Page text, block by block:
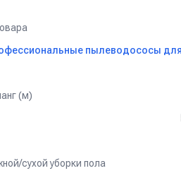
(м)
сухой уборки пола